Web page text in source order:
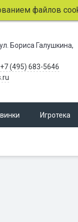
файлов cookie.
Бориса Галушкина,
+7 (495) 683-5646
Игротека